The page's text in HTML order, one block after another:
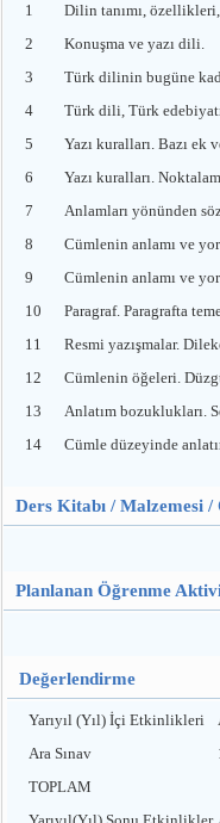
1
Dilin tanımı,
2
Konuşma ve yazı dili.
3
Türk dilinin bugüne
4
Türk dili, Türk
5
Yazı kuralları. Bazı ek
6
Yazı kuralları.
7
Anlamları yönünden
8
Cümlenin anlamı ve
9
Cümlenin anlamı ve
10
Paragraf. Paragrafta
11
Resmi yazışmalar.
12
Cümlenin öğeleri.
13
Anlatım bozuklukları.
14
Cümle düzeyinde
Ders Kitabı / Malzemesi
Planlanan Öğrenme
Değerlendirme
Yarıyıl (Yıl) İçi Etkinlikleri
Ara Sınav
TOPLAM